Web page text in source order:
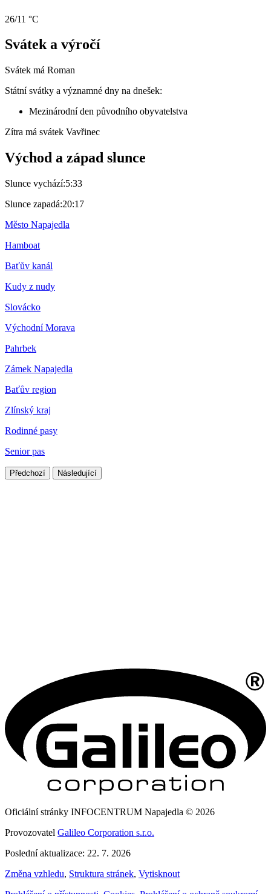
26/11 °C
Svátek a výročí
Svátek má Roman
Státní svátky a významné dny na dnešek:
Mezinárodní den původního obyvatelstva
Zítra má svátek Vavřinec
Východ a západ slunce
Slunce vychází:5:33
Slunce zapadá:20:17
Město Napajedla
Hamboat
Baťův kanál
Kudy z nudy
Slovácko
Východní Morava
Pahrbek
Zámek Napajedla
Baťův region
Zlínský kraj
Rodinné pasy
Senior pas
Předchozí Následující
Oficiální stránky INFOCENTRUM Napajedla © 2026
Provozovatel Galileo Corporation s.r.o.
Poslední aktualizace: 22. 7. 2026
Změna vzhledu, Struktura stránek, Vytisknout